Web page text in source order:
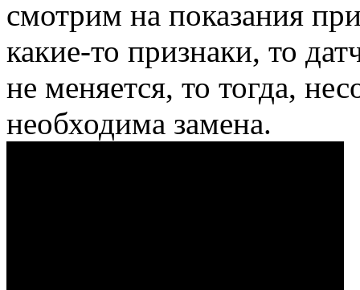
смотрим на показания
какие-то признаки, то
не меняется, то тогда,
необходима замена.